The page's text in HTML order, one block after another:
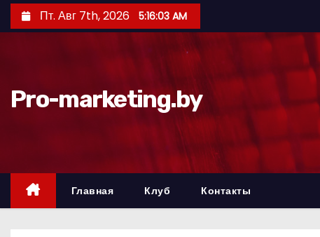
е
д
Пт. Авг 7th, 2026 5:16:04 AM
Pro-marketing.by
Главная Клуб Контакты